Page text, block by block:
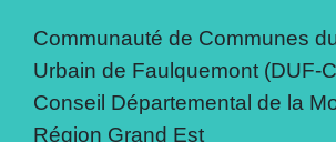
Communauté de Communes
Urbain de Faulquemont (DUF-
Conseil Départemental de la
Région Grand Est